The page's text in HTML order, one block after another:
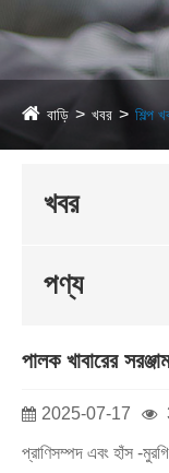
বাড়ি খবর শিল্প
খবর
পণ্য
পালক খাবারের
2025-07-17
প্রাণিসম্পদ এবং হাঁস -